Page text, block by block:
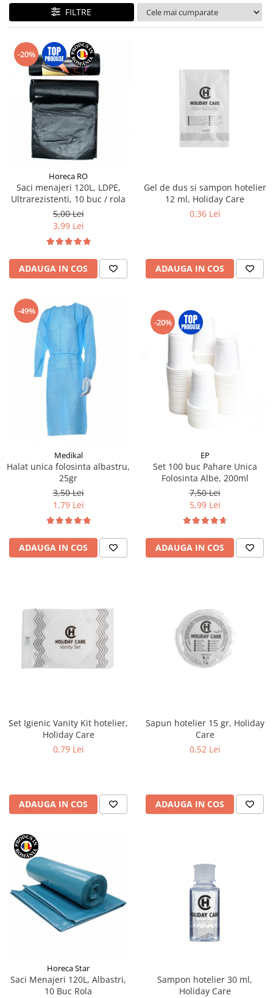
Intretinere masina de spalat
Odorizante
Sapunuri
Solutii desfundat tevi
FILTRE
-20%
Horeca RO
Saci menajeri 120L, LDPE,
Ultrarezistenti, 10 buc / rola
5,00 Lei
3,99 Lei
ADAUGA IN COS
Gel de dus si sampon hotelier
12 ml, Holiday Care
0,36 Lei
ADAUGA IN COS
-49%
Medikal
Halat unica folosinta albastru,
25gr
3,50 Lei
1,79 Lei
ADAUGA IN COS
-20%
EP
Set 100 buc Pahare Unica
Folosinta Albe, 200ml
7,50 Lei
5,99 Lei
ADAUGA IN COS
Set Igienic Vanity Kit hotelier,
Holiday Care
0,79 Lei
ADAUGA IN COS
Sapun hotelier 15 gr, Holiday
Care
0,52 Lei
ADAUGA IN COS
Horeca Star
Saci Menajeri 120L, Albastri,
10 Buc Rola
Sampon hotelier 30 ml,
Holiday Care